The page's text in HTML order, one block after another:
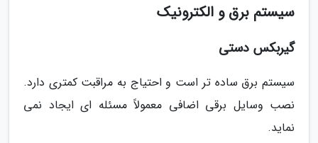
سیستم برق و الکترونیک
گیربکس دستی
سیستم برق ساده تر است و احتیاج به مراقبت کمتری دارد.
نصب وسایل برقی اضافی معمولاً مسئله ای ایجاد نمی
نماید.